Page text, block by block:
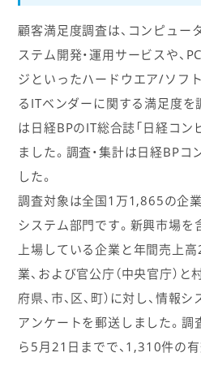
顧客満足度調査は、コンピュー
ステム開発・運用サービスや、
ジといったハードウエア/ソフ
るITベンダーに関する満足度を
は日経BPのIT総合誌「日経コン
ました。調査・集計は日経BP
した。
調査対象は全国1万1,865の企
システム部門です。新興市場を
上場している企業と年間売上
業、および官公庁（中央官庁）
府県、市、区、町）に対し、情報
アンケートを郵送しました。
ら5月21日までで、1,310件の有